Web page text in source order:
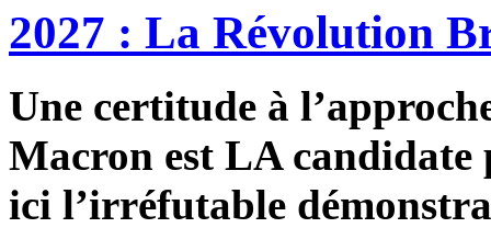
2027 : La Révolution
Une certitude à
Macron est LA candidate
ici l’irréfutable